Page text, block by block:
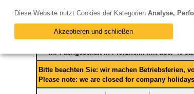
Ihr Fachgeschäft in Pforzheim mit über 40
Bitte beachten Sie: wir machen Betriebsferien,
Please note: we are closed for company
Diese Website nutzt Cookies der Kategorien Analyse,
Akzeptieren und schließen